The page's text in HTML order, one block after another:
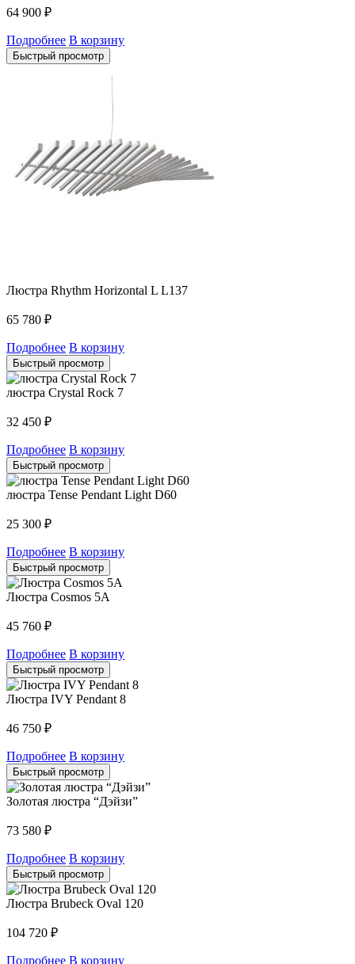
64 900 ₽
Подробнее В корзину
Быстрый просмотр
Люстра Rhythm Horizontal L L137
65 780 ₽
Подробнее В корзину
Быстрый просмотр
люстра Crystal Rock 7
32 450 ₽
Подробнее В корзину
Быстрый просмотр
люстра Tense Pendant Light D60
25 300 ₽
Подробнее В корзину
Быстрый просмотр
Люстра Cosmos 5A
45 760 ₽
Подробнее В корзину
Быстрый просмотр
Люстра IVY Pendant 8
46 750 ₽
Подробнее В корзину
Быстрый просмотр
Золотая люстра “Дэйзи”
73 580 ₽
Подробнее В корзину
Быстрый просмотр
Люстра Brubeck Oval 120
104 720 ₽
Подробнее В корзину